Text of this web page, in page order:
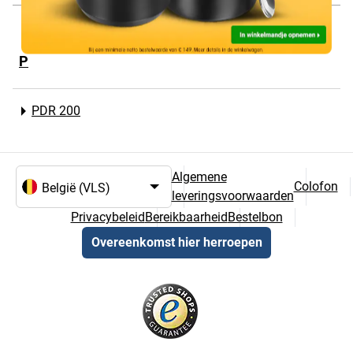
Alle BOSCH-modellen
P
PDR 200
Algemene
leveringsvoorwaarden
Colofon
PrivacybeleidBereikbaarheidBestelbon
Overeenkomst hier herroepen